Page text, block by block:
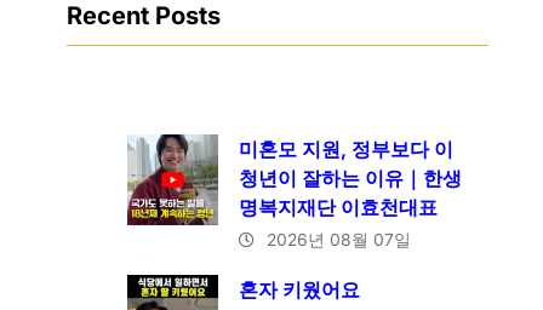
Recent Posts
미혼모 지원, 정부보다 이
청년이 잘하는 이유｜한생
명복지재단 이효천대표
2026년 08월 07일
혼자 키웠어요